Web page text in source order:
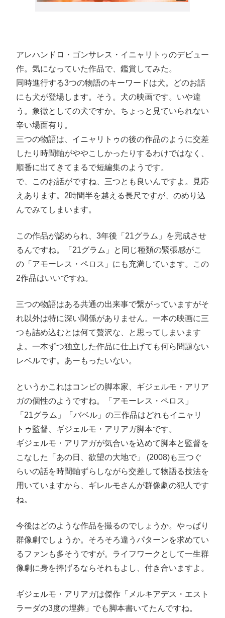
アレハンドロ・ゴンサレス・イニャリトゥのデビュー
作。気になっていた作品で、鑑賞してみた。
同時進行する3つの物語のキーワードは犬。どのお話
にも犬が登場します。そう。犬の映画です。いや違
う。象徴としての犬ですか。ちょっと見ていられない
辛い場面有り。
三つの物語は、イニャリトゥの後の作品のように交差
したり時間軸がややこしかったりするわけではなく、
順番に出てきてまるで短編集のようです。
で、このお話がですね、三つとも良いんですよ。見応
えあります。2時間半を越える長尺ですが、のめり込
んでみてしまいます。
この作品が認められ、3年後「21グラム」を完成させ
るんですね。「21グラム」と同じ種類の緊張感がこ
の「アモーレス・ペロス」にも充満しています。この
2作品はいいですね。
三つの物語はある共通の出来事で繋がっていますがそ
れ以外は特に深い関係がありません。一本の映画に三
つも詰め込むとは何て贅沢な、と思ってしまいます
よ。一本ずつ独立した作品に仕上げても何ら問題ない
レベルです。あーもったいない。
というかこれはコンビの脚本家、ギジェルモ・アリア
ガの個性のようですね。「アモーレス・ペロス」
「21グラム」「バベル」の三作品はどれもイニャリ
トゥ監督、ギジェルモ・アリアガ脚本です。
ギジェルモ・アリアガが気合いを込めて脚本と監督を
こなした「あの日、欲望の大地で」 (2008)も三つぐ
らいの話を時間軸ずらしながら交差して物語る技法を
用いていますから、ギレルモさんが群像劇の犯人です
ね。
今後はどのような作品を撮るのでしょうか。やっぱり
群像劇でしょうか。そろそろ違うパターンを求めてい
るファンも多そうですが。ライフワークとして一生群
像劇に身を捧げるならそれもよし、付き合いますよ。
ギジェルモ・アリアガは傑作「メルキアデス・エスト
ラーダの3度の埋葬」でも脚本書いてたんですね。